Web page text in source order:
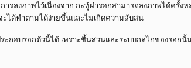
ลงภาพไว้เนื่องจาก กะทู้ผ่ารอกสามารถลงภาพได้ครั้ง
ะได้ทำตามได้ง่ายขึ้นและไม่เกิดความสับสน
ะกอบรอกตัวนี้ได้ เพราะชิ้นส่วนและระบบกลไกของรอ